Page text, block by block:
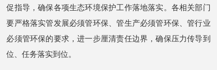
促指导，确保各项生态环境保护工作落地落实。各相关部门
要严格落实管发展必须管环保、管生产必须管环保、管行业
必须管环保的要求，进一步厘清责任边界，确保压力传导到
位、任务落实到位。